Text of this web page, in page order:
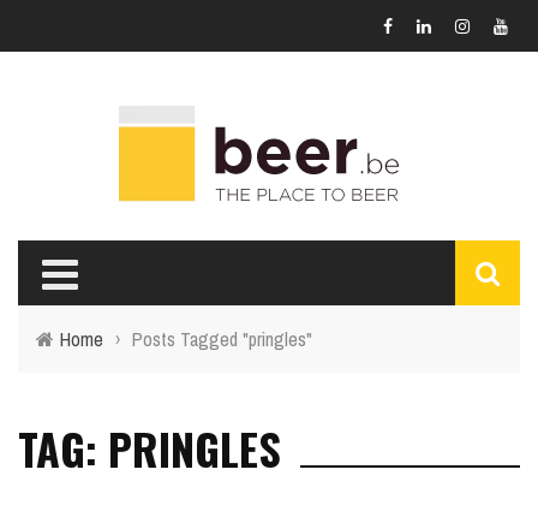
Home › Posts Tagged "pringles"
TAG: PRINGLES